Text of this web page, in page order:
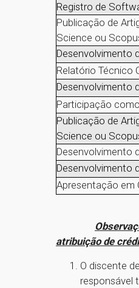
Registro de
Publicação de
Science ou
Desenvolvimento
Relatório Técnico
Desenvolvimento
Participação
Publicação de
Science ou
Desenvolvimento
Desenvolvimento
Apresentação em
atribuição de
O discente
responsável